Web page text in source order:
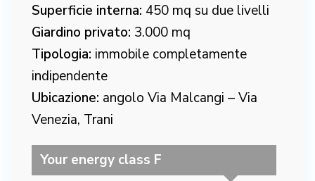
Superficie interna: 450 mq su due livelli
Giardino privato: 3.000 mq
Tipologia: immobile completamente
indipendente
Ubicazione: angolo Via Malcangi – Via
Venezia, Trani
Your energy class F